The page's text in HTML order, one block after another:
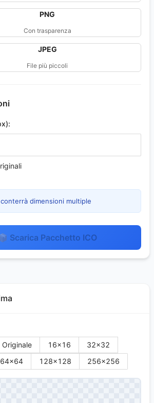
PNG
Con trasparenza
JPEG
File più piccoli
dimensioni multiple
Scarica Pacchetto ICO
Originale 16×16 32×32
64×64 128×128 256×256